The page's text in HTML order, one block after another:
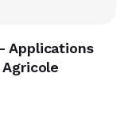
Applications